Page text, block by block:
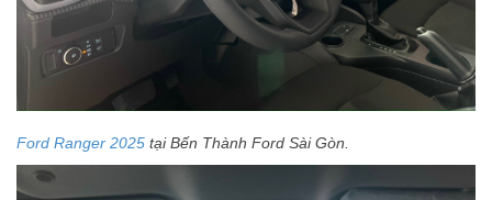
Ford Ranger 2025 tại Bến Thành Ford Sài Gòn.